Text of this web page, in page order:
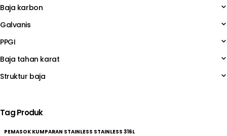
Baja karbon
Galvanis
PPGI
Baja tahan karat
Struktur baja
Tag Produk
PEMASOK KUMPARAN STAINLESS STAINLESS 316L